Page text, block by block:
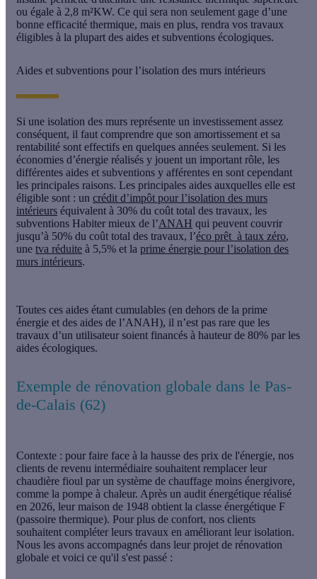
ou égale à 2,8 m²KW. Ce qui sera non seulement gage d’une
bonne efficacité thermique, mais en plus, rendra vos travaux
éligibles à la plupart des aides et subventions écologiques.
Aides et subventions pour l’isolation des murs intérieurs
Si une isolation des murs représente un investissement assez
conséquent, il faut comprendre que son amortissement et sa
rentabilité sont effectifs en quelques années seulement. Si les
économies d’énergie réalisés y jouent un important rôle, les
différentes aides et subventions y afférentes en sont cependant
les principales raisons. Les principales aides auxquelles elle est
éligible sont : un crédit d’impôt pour l’isolation des murs
intérieurs équivalent à 30% du coût total des travaux, les
subventions Habiter mieux de l’ANAH qui peuvent couvrir
jusqu’à 50% du coût total des travaux, l’éco prêt à taux zéro,
une tva réduite à 5,5% et la prime énergie pour l’isolation des
murs intérieurs.
Toutes ces aides étant cumulables (en dehors de la prime
énergie et des aides de l’ANAH), il n’est pas rare que les
travaux d’un utilisateur soient financés à hauteur de 80% par les
aides écologiques.
Exemple de rénovation globale dans le Pas-
de-Calais (62)
Contexte : pour faire face à la hausse des prix de l'énergie, nos
clients de revenu intermédiaire souhaitent remplacer leur
chaudière fioul par un système de chauffage moins énergivore,
comme la pompe à chaleur. Après un audit énergétique réalisé
en 2026, leur maison de 1948 obtient la classe énergétique F
(passoire thermique). Pour plus de confort, nos clients
souhaitent compléter leurs travaux en améliorant leur isolation.
Nous les avons accompagnés dans leur projet de rénovation
globale et voici ce qu'il s'est passé :